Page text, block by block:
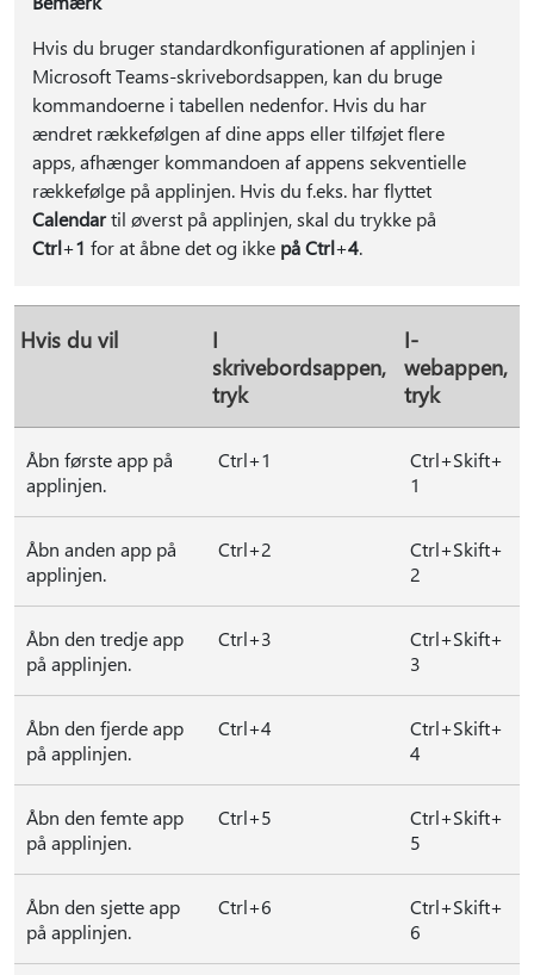
Hvis du bruger standardkonfigurationen af applinjen i
Microsoft Teams-skrivebordsappen, kan du bruge
kommandoerne i tabellen nedenfor. Hvis du har
ændret rækkefølgen af dine apps eller tilføjet flere
apps, afhænger kommandoen af appens sekventielle
rækkefølge på applinjen. Hvis du f.eks. har flyttet
Calendartil øverst på applinjen, skal du trykke på
Ctrl+1 for at åbne det og ikke på Ctrl+4.
Hvis du vil
I
skrivebordsappen,
tryk
I-
webappen,
tryk
Åbn første app på
applinjen.
Ctrl+1
Ctrl+Skift+
1
Åbn anden app på
applinjen.
Ctrl+2
Ctrl+Skift+
2
Åbn den tredje app
på applinjen.
Ctrl+3
Ctrl+Skift+
3
Åbn den fjerde app
på applinjen.
Ctrl+4
Ctrl+Skift+
4
Åbn den femte app
på applinjen.
Ctrl+5
Ctrl+Skift+
5
Åbn den sjette app
på applinjen.
Ctrl+6
Ctrl+Skift+
6